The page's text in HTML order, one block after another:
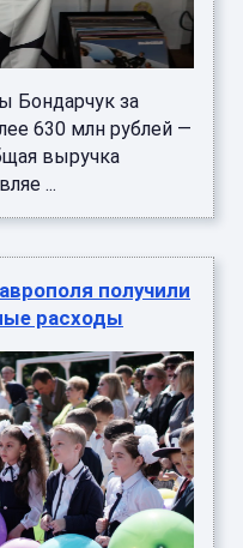
Бондарчук за
630 млн рублей —
выручка
...
получили
расходы